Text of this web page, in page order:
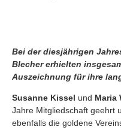
Bei der diesjährigen
Blecher erhielten
Auszeichnung für ihre
Susanne Kissel und Maria
Jahre Mitgliedschaft geehrt
ebenfalls die goldene